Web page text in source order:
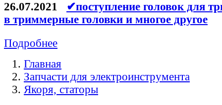
26.07.2021
✔поступление головок для
в триммерные головки и многое другое
Подробнее
Главная
Запчасти для электроинструмента
Якоря, статоры